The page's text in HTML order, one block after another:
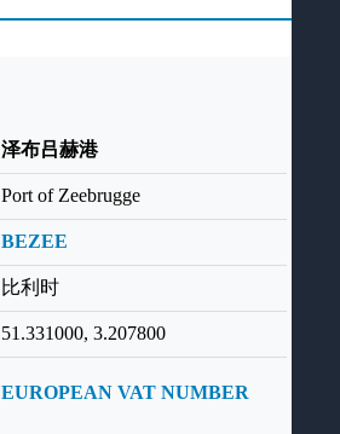
泽布吕赫港
Port of Zeebrugge
BEZEE
比利时
51.331000, 3.207800
EUROPEAN VAT NUMBER